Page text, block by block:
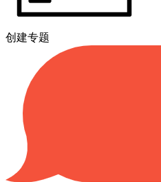
创建专题